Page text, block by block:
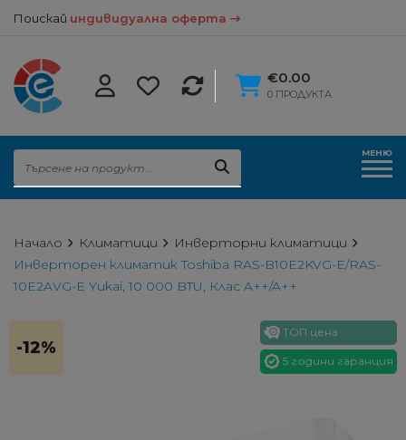
Поискай индивидуална оферта
€0.00
0 ПРОДУКТА
МЕНЮ
Начало Климатици
Инверторни климатици
Инверторен климатик Toshiba RAS-B10E2KVG-E/RAS-
10E2AVG-E Yukai, 10 000 BTU, Клас A++/A++
-12%
ТОП цена
5 години гаранция